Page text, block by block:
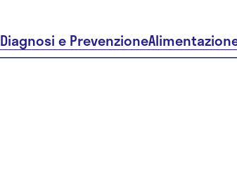
Diagnosi e Prevenzione